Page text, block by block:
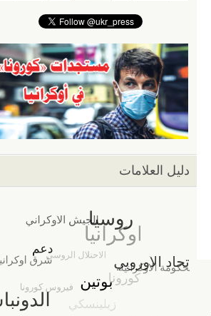
دليل العلامات